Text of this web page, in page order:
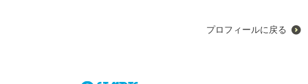
プロフィールに戻る